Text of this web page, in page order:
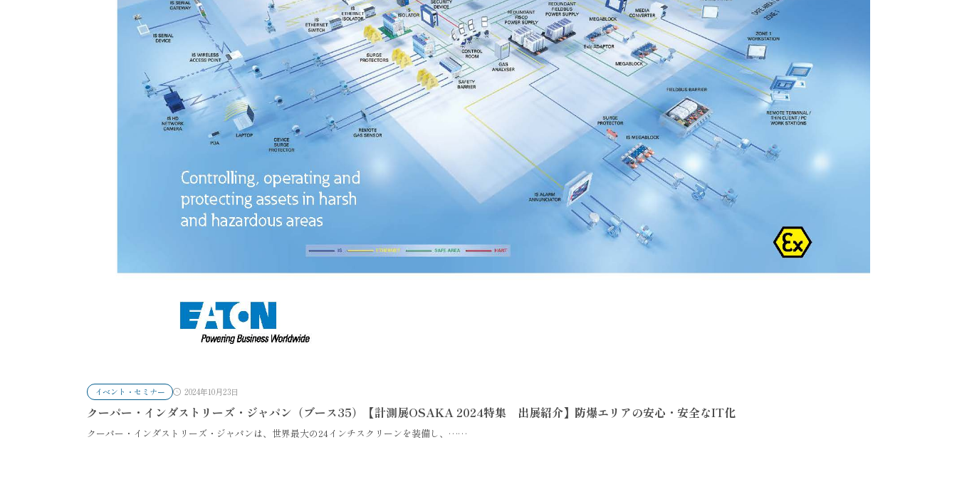
イベント・セミナー 2024年10月23日
クーパー・インダストリーズ・ジャパン（ブース35）【計測展OSAKA 2024特集 出展紹介】防爆エリアの安心・安全なIT化
クーパー・インダストリーズ・ジャパンは、世界最大の24インチスクリーンを装備し、……